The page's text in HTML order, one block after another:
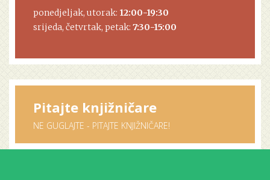
ponedjeljak, utorak: 12:00-19:30
srijeda, četvrtak, petak: 7:30-15:00
Pitajte knjižničare
NE GUGLAJTE - PITAJTE KNJIŽNIČARE!